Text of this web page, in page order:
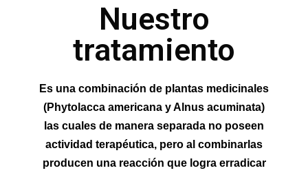
Nuestro
tratamiento
Es una combinación de plantas medicinales
(Phytolacca americana y Alnus acuminata)
las cuales de manera separada no poseen
actividad terapéutica, pero al combinarlas
producen una reacción que logra erradicar